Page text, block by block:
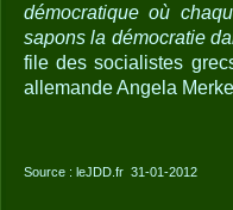
démocratique où
sapons la démocratie
file des socialistes
allemande Angela
Source : leJDD.fr 31-01-2012